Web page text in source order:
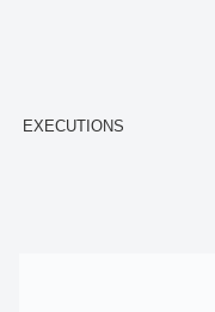
EXECUTIONS